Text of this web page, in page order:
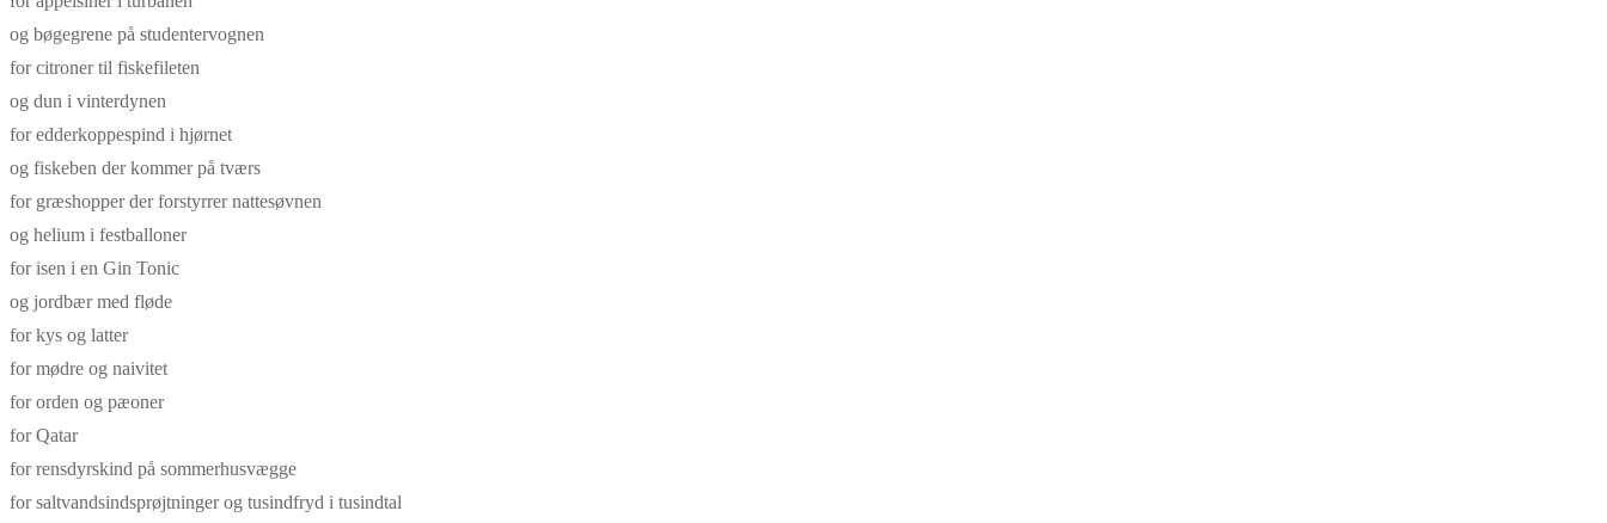
og bøgegrene på studentervognen
for citroner til fiskefileten
og dun i vinterdynen
for edderkoppespind i hjørnet
og fiskeben der kommer på tværs
for græshopper der forstyrrer nattesøvnen
og helium i festballoner
for isen i en Gin Tonic
og jordbær med fløde
for kys og latter
for mødre og naivitet
for orden og pæoner
for Qatar
for rensdyrskind på sommerhusvægge
for saltvandsindsprøjtninger og tusindfryd i tusindtal